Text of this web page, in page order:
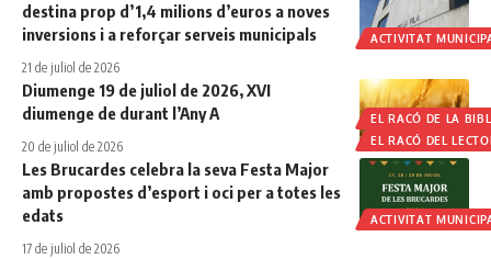
ACTIVITAT
destina prop d’1,4 milions d’euros a noves
inversions i a reforçar serveis municipals
21 de juliol de 2026
EL RACÓ DE LA
EL RACÓ DEL
Diumenge 19 de juliol de 2026, XVI
diumenge de durant l’Any A
20 de juliol de 2026
ACTIVITAT
Les Brucardes celebra la seva Festa Major
amb propostes d’esport i oci per a totes les
edats
17 de juliol de 2026